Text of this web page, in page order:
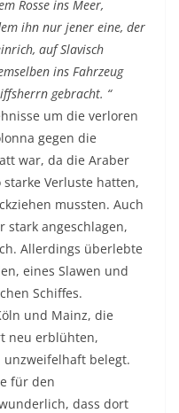
Rosse ins Meer,
ihn nur jener eine, der
auf Slavisch
ins Fahrzeug
gebracht. “
um die verloren
gegen die
war, da die Araber
Verluste hatten,
mussten. Auch
stark angeschlagen,
Allerdings überlebte
eines Slawen und
Schiffes.
und Mainz, die
neu erblühten,
unzweifelhaft belegt.
für den
dass dort